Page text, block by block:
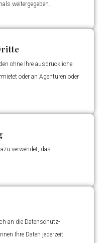
weitergegeben.
ohne Ihre ausdrückliche
oder an Agenturen oder
verwendet, das
an die Datenschutz-
Ihre Daten jederzeit